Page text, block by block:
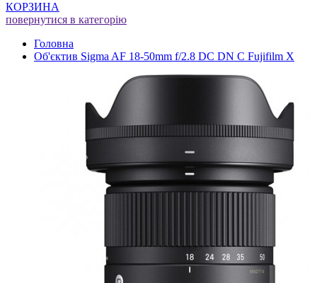
КОРЗИНА
повернутися в категорію
Головна
Об'єктив Sigma AF 18-50mm f/2.8 DC DN C Fujifilm X